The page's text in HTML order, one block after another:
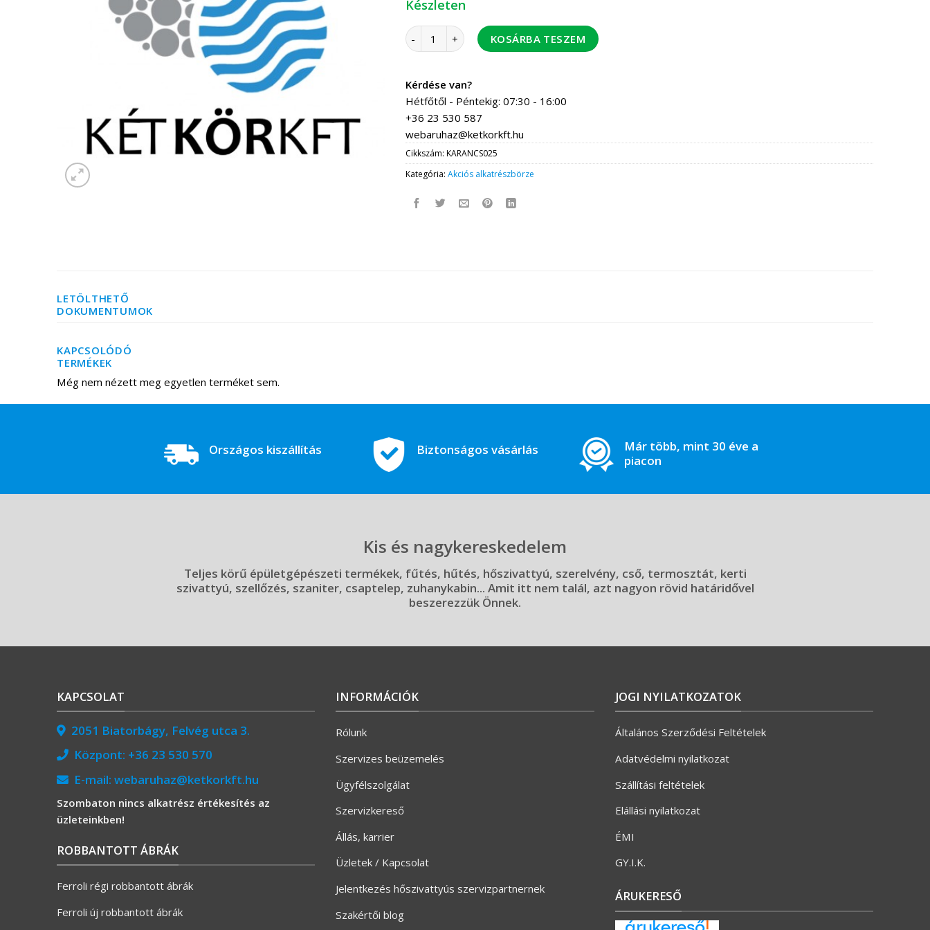
Készleten
Karancs/vesta gyújtótrafó /PE/ BAP VI mennyiség
KOSÁRBA TESZEM
Kérdése van?
Hétfőtől - Péntekig: 07:30 - 16:00
+36 23 530 587
webaruhaz@ketkorkft.hu
Cikkszám:KARANCS025
Kategória:Akciós alkatrészbörze
LETÖLTHETŐ
DOKUMENTUMOK
KAPCSOLÓDÓ
TERMÉKEK
Még nem nézett meg egyetlen terméket sem.
Országos kiszállítás Biztonságos vásárlás
Már több, mint 30 éve a
piacon
Kis és nagykereskedelem
Teljes körű épületgépészeti termékek, fűtés, hűtés, hőszivattyú, szerelvény, cső, termosztát, kerti
szivattyú, szellőzés, szaniter, csaptelep, zuhanykabin... Amit itt nem talál, azt nagyon rövid határidővel
beszerezzük Önnek.
KAPCSOLAT
2051 Biatorbágy, Felvég utca 3.
Központ: +36 23 530 570
E-mail: webaruhaz@ketkorkft.hu
Szombaton nincs alkatrész értékesítés az
üzleteinkben!
ROBBANTOTT ÁBRÁK
Ferroli régi robbantott ábrák
Ferroli új robbantott ábrák
INFORMÁCIÓK
Rólunk
Szervizes beüzemelés
Ügyfélszolgálat
Szervizkereső
Állás, karrier
Üzletek / Kapcsolat
Jelentkezés hőszivattyús szervizpartnernek
Szakértői blog
JOGI NYILATKOZATOK
Általános Szerződési Feltételek
Adatvédelmi nyilatkozat
Szállítási feltételek
Elállási nyilatkozat
ÉMI
GY.I.K.
ÁRUKERESŐ